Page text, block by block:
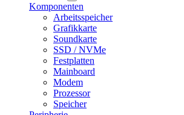
Komponenten
Arbeitsspeicher
Grafikkarte
Soundkarte
SSD / NVMe
Festplatten
Mainboard
Modem
Prozessor
Speicher